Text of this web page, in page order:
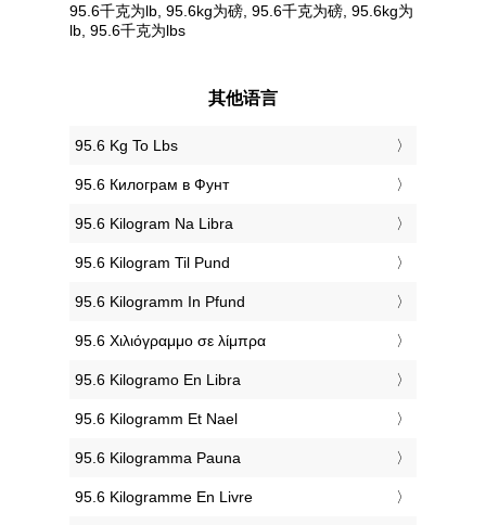
95.6千克为lb, 95.6kg为磅, 95.6千克为磅, 95.6kg为
lb, 95.6千克为lbs
其他语言
‎95.6 Kg To Lbs
‎95.6 Килограм в Фунт
‎95.6 Kilogram Na Libra
‎95.6 Kilogram Til Pund
‎95.6 Kilogramm In Pfund
‎95.6 Χιλιόγραμμο σε λίμπρα
‎95.6 Kilogramo En Libra
‎95.6 Kilogramm Et Nael
‎95.6 Kilogramma Pauna
‎95.6 Kilogramme En Livre